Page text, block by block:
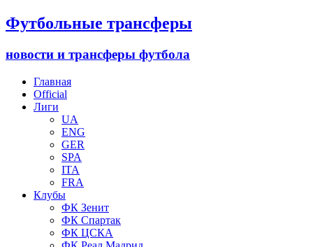
Футбольные трансферы
новости и трансферы футбола
Главная
Official
Лиги
UA
ENG
GER
SPA
ITA
FRA
Клубы
ФК Зенит
ФК Спартак
ФК ЦСКА